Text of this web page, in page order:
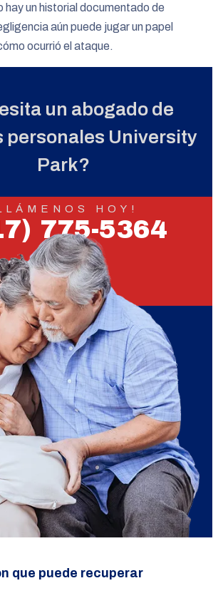
hay un historial documentado de
aún puede jugar un papel
ocurrió el ataque.
un abogado de
personales University
Park?
HOY!
775-5364
que puede recuperar